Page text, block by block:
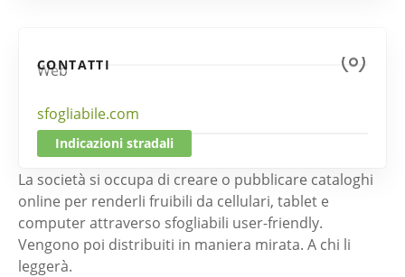
CONTATTI
Web
sfogliabile.com
Indicazioni stradali
La società si occupa di creare o pubblicare cataloghi
online per renderli fruibili da cellulari, tablet e
computer attraverso sfogliabili user-friendly.
Vengono poi distribuiti in maniera mirata. A chi li
leggerà.